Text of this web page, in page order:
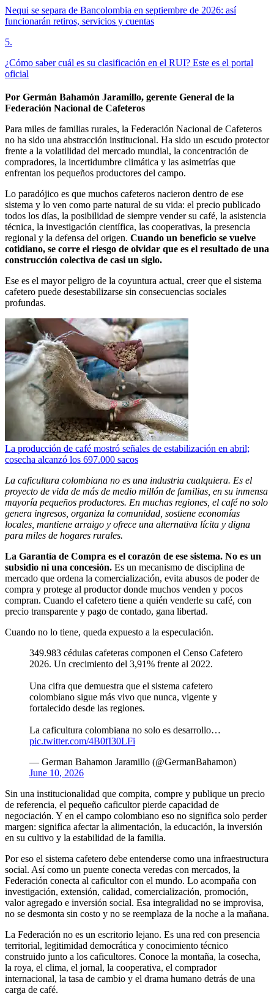
Nequi se separa de Bancolombia en septiembre de 2026: así
funcionarán retiros, servicios y cuentas
5.
¿Cómo saber cuál es su clasificación en el RUI? Este es el portal
oficial
Por Germán Bahamón Jaramillo, gerente General de la
Federación Nacional de Cafeteros
Para miles de familias rurales, la Federación Nacional de Cafeteros
no ha sido una abstracción institucional. Ha sido un escudo protector
frente a la volatilidad del mercado mundial, la concentración de
compradores, la incertidumbre climática y las asimetrías que
enfrentan los pequeños productores del campo.
Lo paradójico es que muchos cafeteros nacieron dentro de ese
sistema y lo ven como parte natural de su vida: el precio publicado
todos los días, la posibilidad de siempre vender su café, la asistencia
técnica, la investigación científica, las cooperativas, la presencia
regional y la defensa del origen. Cuando un beneficio se vuelve
cotidiano, se corre el riesgo de olvidar que es el resultado de una
construcción colectiva de casi un siglo.
Ese es el mayor peligro de la coyuntura actual, creer que el sistema
cafetero puede desestabilizarse sin consecuencias sociales
profundas.
La producción de café mostró señales de estabilización en abril;
cosecha alcanzó los 697.000 sacos
La caficultura colombiana no es una industria cualquiera. Es el
proyecto de vida de más de medio millón de familias, en su inmensa
mayoría pequeños productores. En muchas regiones, el café no solo
genera ingresos, organiza la comunidad, sostiene economías
locales, mantiene arraigo y ofrece una alternativa lícita y digna
para miles de hogares rurales.
La Garantía de Compra es el corazón de ese sistema. No es un
subsidio ni una concesión. Es un mecanismo de disciplina de
mercado que ordena la comercialización, evita abusos de poder de
compra y protege al productor donde muchos venden y pocos
compran. Cuando el cafetero tiene a quién venderle su café, con
precio transparente y pago de contado, gana libertad.
Cuando no lo tiene, queda expuesto a la especulación.
349.983 cédulas cafeteras componen el Censo Cafetero
2026. Un crecimiento del 3,91% frente al 2022.
Una cifra que demuestra que el sistema cafetero
colombiano sigue más vivo que nunca, vigente y
fortalecido desde las regiones.
La caficultura colombiana no solo es desarrollo…
pic.twitter.com/4B0fI30LFi
— German Bahamon Jaramillo (@GermanBahamon)
June 10, 2026
Sin una institucionalidad que compita, compre y publique un precio
de referencia, el pequeño caficultor pierde capacidad de
negociación. Y en el campo colombiano eso no significa solo perder
margen: significa afectar la alimentación, la educación, la inversión
en su cultivo y la estabilidad de la familia.
Por eso el sistema cafetero debe entenderse como una infraestructura
social. Así como un puente conecta veredas con mercados, la
Federación conecta al caficultor con el mundo. Lo acompaña con
investigación, extensión, calidad, comercialización, promoción,
valor agregado e inversión social. Esa integralidad no se improvisa,
no se desmonta sin costo y no se reemplaza de la noche a la mañana.
La Federación no es un escritorio lejano. Es una red con presencia
territorial, legitimidad democrática y conocimiento técnico
construido junto a los caficultores. Conoce la montaña, la cosecha,
la roya, el clima, el jornal, la cooperativa, el comprador
internacional, la tasa de cambio y el drama humano detrás de una
carga de café.